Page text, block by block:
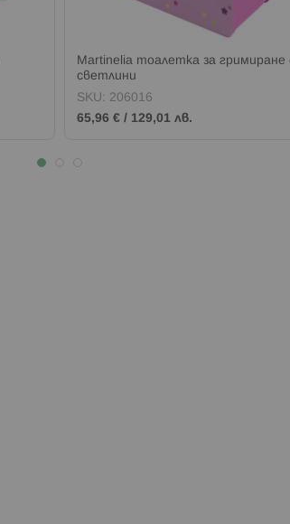
Martinelia тоалетка за гримиране
светлини
SKU: 206016
65,96 € / 129,01 лв.